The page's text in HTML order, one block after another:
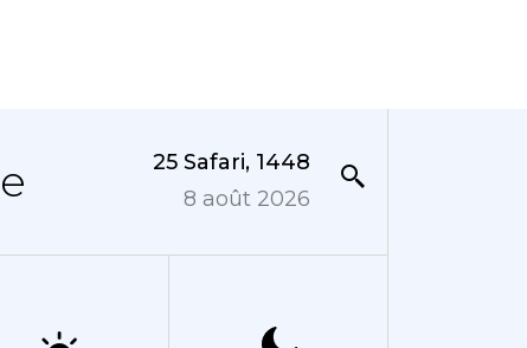
25 Safari, 1448
8 août 2026